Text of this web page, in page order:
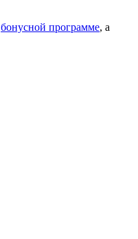
бонусной программе, а